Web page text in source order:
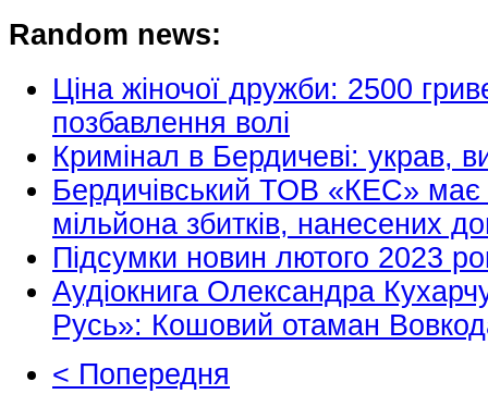
Random news:
Ціна жіночої дружби: 2500
позбавлення волі
Кримінал в Бердичеві: украв,
Бердичівський ТОВ «КЕС» має
мільйона збитків, нанесених
Підсумки новин лютого 2023
Аудіокнига Олександра
Русь»: Кошовий отаман
< Попередня